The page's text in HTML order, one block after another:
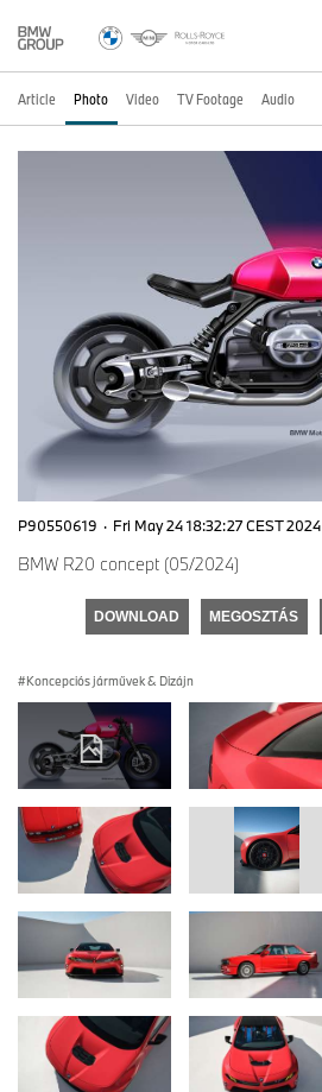
Article Photo Video TV Footage Audio
P90550619 · Fri May 24 18:32:27 CEST 2024
BMW R20 concept (05/2024)
DOWNLOAD MEGOSZTÁS
Koncepciós járművek & Dizájn